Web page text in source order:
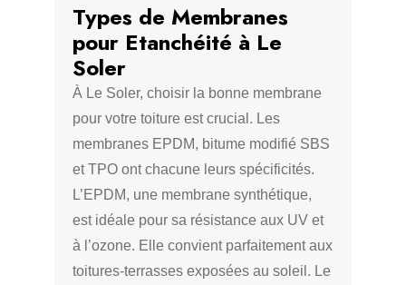
Types de Membranes
pour Etanchéité à Le
Soler
À Le Soler, choisir la bonne membrane
pour votre toiture est crucial. Les
membranes EPDM, bitume modifié SBS
et TPO ont chacune leurs spécificités.
L’EPDM, une membrane synthétique,
est idéale pour sa résistance aux UV et
à l’ozone. Elle convient parfaitement aux
toitures-terrasses exposées au soleil. Le